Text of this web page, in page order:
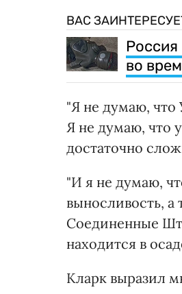
ВАС
Россия
во
"Я не думаю, что
Я не думаю, что
достаточно
"И я не думаю,
выносливость, а
Соединенные
находится в
Кларк выразил